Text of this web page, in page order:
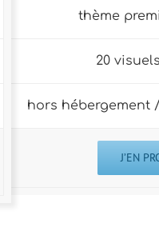
thème
20
hors hébergement
J’EN